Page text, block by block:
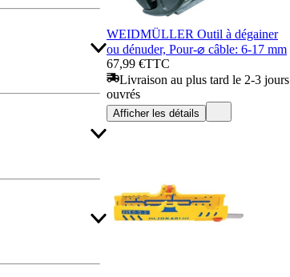
Jusqu’à
Jusqu’à
WEIDMÜLLER Outil à dégainer
ou dénuder, Pour-⌀ câble: 6-17 mm
67,99 €TTC
Livraison au plus tard le 2-3 jours
ouvrés
Afficher les détails